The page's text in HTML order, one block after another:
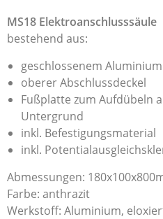
MS18 Elektroanschlusssäule
bestehend aus:
geschlossenem
oberer Abschlussdeckel
Fußplatte zum Aufdübeln
Untergrund
inkl. Befestigungsmaterial
inkl.
Abmessungen:
Farbe: anthrazit
Werkstoff: Aluminium,